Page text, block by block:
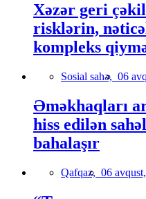
Xəzər geri
risklərin,
kompleks
Sosial sahə, 06
Əməkhaqları
hiss edilən
bahalaşır
Qafqaz, 06